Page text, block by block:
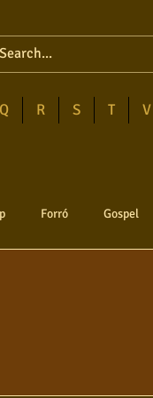
Q R S T V
Forró Gospel